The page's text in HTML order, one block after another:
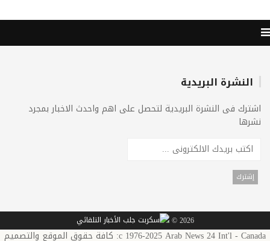
النشرة البريدية
اشترك فى النشرة البريدية لتحصل على اهم واحدث الاخبار بمجرد
نشرها
2026 ©
c 1976-2025 Arab News 24 Int'l - Canada: كافة حقوق الموقع والتصميم